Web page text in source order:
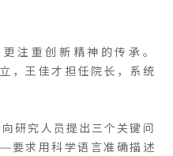
注重创新精神的传承。
，王佳才担任院长，系统
研究人员提出三个关键问
求用科学语言准确描述